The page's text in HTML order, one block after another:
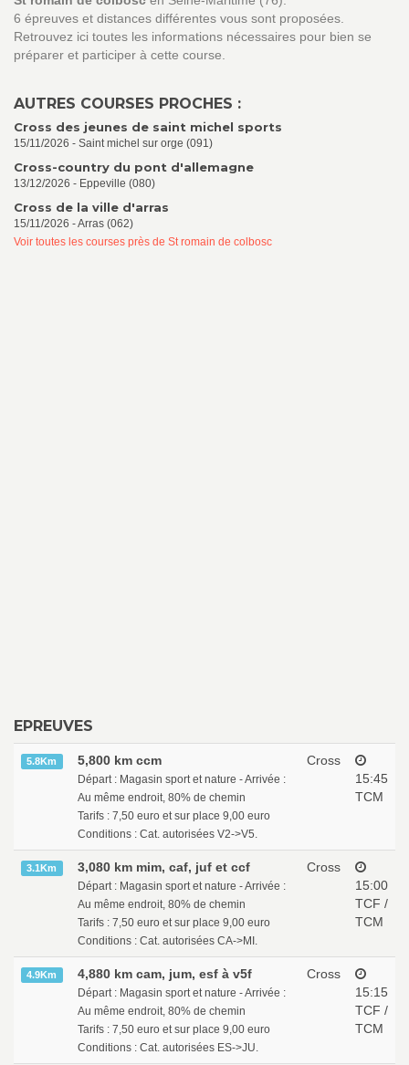
6 épreuves et distances différentes vous sont proposées.
Retrouvez ici toutes les informations nécessaires pour bien se
préparer et participer à cette course.
AUTRES COURSES PROCHES :
Cross des jeunes de saint michel sports
15/11/2026 - Saint michel sur orge (091)
Cross-country du pont d'allemagne
13/12/2026 - Eppeville (080)
Cross de la ville d'arras
15/11/2026 - Arras (062)
Voir toutes les courses près de St romain de colbosc
EPREUVES
5.8Km 5,800 km ccm
Départ : Magasin sport et nature - Arrivée :
Au même endroit, 80% de chemin
Tarifs : 7,50 euro et sur place 9,00 euro
Conditions : Cat. autorisées V2->V5.
Cross
15:45
TCM
3.1Km 3,080 km mim, caf, juf et ccf
Départ : Magasin sport et nature - Arrivée :
Au même endroit, 80% de chemin
Tarifs : 7,50 euro et sur place 9,00 euro
Conditions : Cat. autorisées CA->MI.
Cross
15:00
TCF /
TCM
4.9Km 4,880 km cam, jum, esf à v5f
Départ : Magasin sport et nature - Arrivée :
Au même endroit, 80% de chemin
Tarifs : 7,50 euro et sur place 9,00 euro
Conditions : Cat. autorisées ES->JU.
Cross
15:15
TCF /
TCM